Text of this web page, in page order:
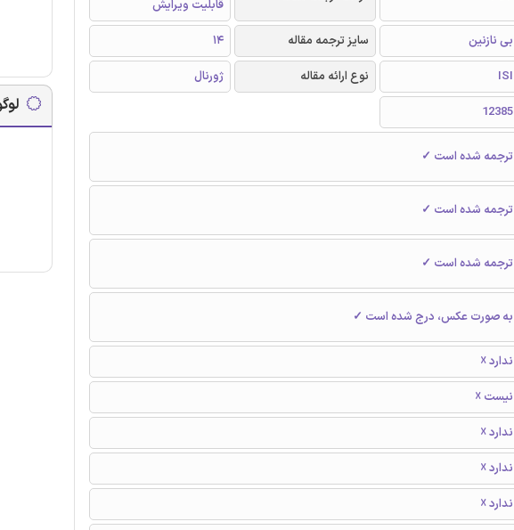
قابلیت ویرایش
بی نازنین سایز ترجمه مقاله
14
ISI نوع ارائه مقاله
ژورنال
12385
ترجمه شده است ✓
ترجمه شده است ✓
ترجمه شده است ✓
به صورت عکس، درج شده است ✓
ندارد ☓
نیست ☓
ندارد ☓
ندارد ☓
ندارد ☓